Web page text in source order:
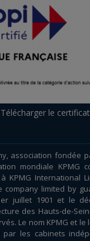
Télécharger le certificat
association fondée
mondiale KPMG
KPMG International
company limited by
juillet 1901 et le
des Hauts-de-
Le nom KPMG et
par les cabinets